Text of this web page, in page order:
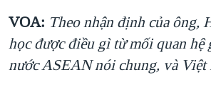
VOA: Theo nhận định của ông,
học được điều gì từ mối quan hệ
nước ASEAN nói chung, và Việt